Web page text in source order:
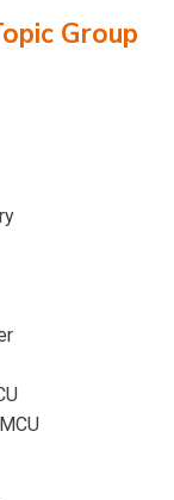
Group